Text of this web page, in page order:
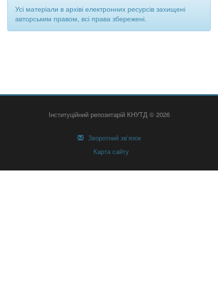
Усі матеріали в архіві електронних ресурсів захищені
авторським правом, всі права збережені.
Інституційний репозитарій КНУТД © 2026
Зворотний зв’язок
Карта сайту